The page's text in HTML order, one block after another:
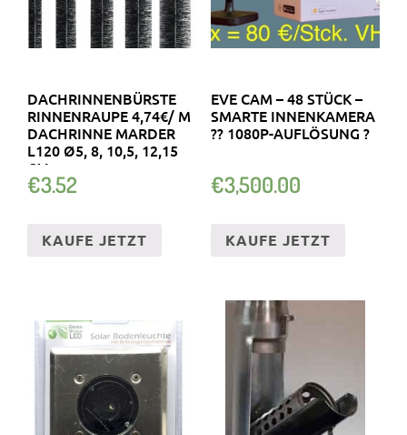
DACHRINNENBÜRSTE
RINNENRAUPE 4,74€/ M
DACHRINNE MARDER
L120 Ø5, 8, 10,5, 12,15
CM
€3.52
KAUFE JETZT
EVE CAM – 48 STÜCK –
SMARTE INNENKAMERA
?? 1080P-AUFLÖSUNG ?
€3,500.00
KAUFE JETZT